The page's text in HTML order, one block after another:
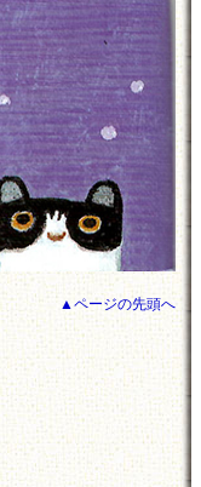
▲ページの先頭へ